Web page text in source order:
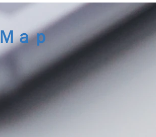
Ｍａｐ